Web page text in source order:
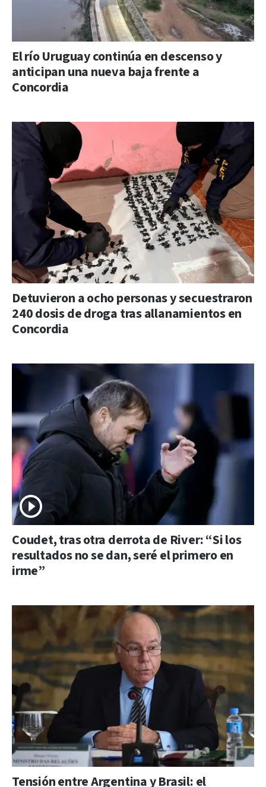
El río Uruguay continúa en descenso y
anticipan una nueva baja frente a
Concordia
Detuvieron a ocho personas y secuestraron
240 dosis de droga tras allanamientos en
Concordia
Coudet, tras otra derrota de River: “Si los
resultados no se dan, seré el primero en
irme”
Tensión entre Argentina y Brasil: el